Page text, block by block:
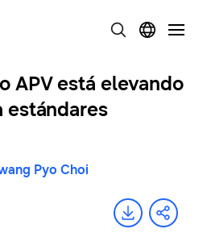
APV está elevando
estándares
Pyo Choi